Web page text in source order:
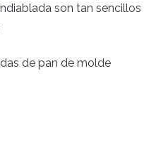
son tan
de pan de molde